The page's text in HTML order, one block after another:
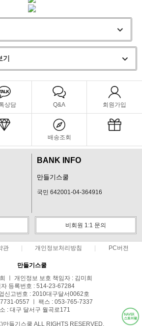
상담 Q&A 회원가입
배송조회
BANK INFO
만들기스쿨
국민 642001-04-364916
비회원 1:1 문의
관 개인정보처리방침 PC버전
만들기스쿨
ㅣ 개인정보 보호 책임자 : 김미희
등록번호 : 514-23-67284
신고번호 : 2010대구달서0062호
0557 ㅣ 팩스 : 053-765-7337
: 대구 달서구 월곡로171
만들기스쿨 ALL RIGHTS RESERVED.